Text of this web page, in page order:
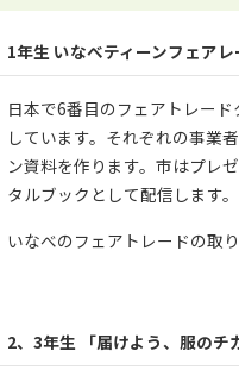
1年生 いなべティーンフェア
日本で6番目のフェアトレー
しています。それぞれの事業
ン資料を作ります。市はプレ
タルブックとして配信します。
いなべのフェアトレードの取
2、3年生 「届けよう、服のチ